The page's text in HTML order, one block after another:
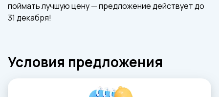
поймать лучшую цену — предложение действует до
31 декабря!
Условия предложения